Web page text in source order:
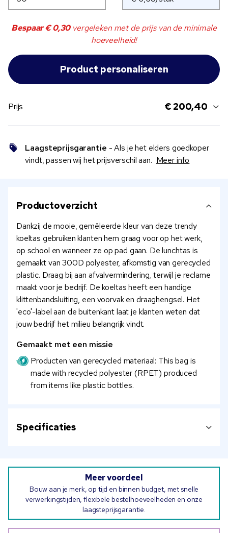
Bespaar€ 0,30vergeleken met de prijs van de minimale
hoeveelheid!
Prijs € 200,40
Laagsteprijsgarantie - Als je het elders goedkoper
vindt, passen wij het prijsverschil aan. Meer info
Productoverzicht
Dankzij de mooie, gemêleerde kleur van deze trendy
koeltas gebruiken klanten hem graag voor op het werk,
op school en wanneer ze op pad gaan. De lunchtas is
gemaakt van 300D polyester, afkomstig van gerecycled
plastic. Draag bij aan afvalvermindering, terwijl je reclame
maakt voor je bedrijf. De koeltas heeft een handige
klittenbandsluiting, een voorvak en draaghengsel. Het
'eco'-label aan de buitenkant laat je klanten weten dat
jouw bedrijf het milieu belangrijk vindt.
Gemaakt met een missie
Producten van gerecycled materiaal: This bag is
made with recycled polyester (RPET) produced
from items like plastic bottles.
Specificaties
Meer voordeel
Bouw aan je merk, op tijd en binnen budget, met snelle
verwerkingstijden, flexibele bestelhoeveelheden en onze
laagsteprijsgarantie.